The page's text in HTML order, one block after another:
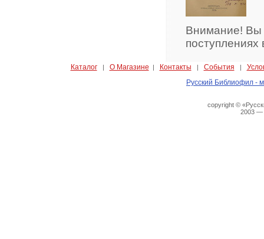
Внимание! Вы
Каталог| О Магазине | Контакты | События |
Русский Библиофил -
copyright ©
2003 —